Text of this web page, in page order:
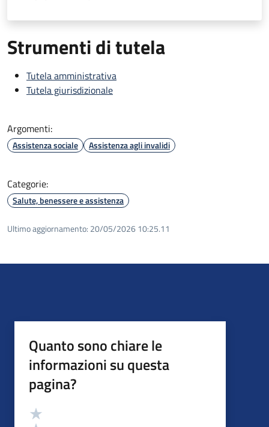
Strumenti di tutela
Tutela amministrativa
Tutela giurisdizionale
Argomenti:
Assistenza sociale Assistenza agli invalidi
Categorie:
Salute, benessere e assistenza
Ultimo aggiornamento: 20/05/2026 10:25.11
Quanto sono chiare le
informazioni su questa
pagina?
Valutazione